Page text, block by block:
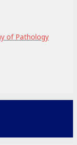
of Pathology